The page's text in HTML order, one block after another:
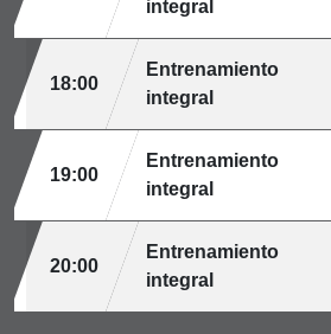
integral
18:00
Entrenamiento
integral
19:00
Entrenamiento
integral
20:00
Entrenamiento
integral